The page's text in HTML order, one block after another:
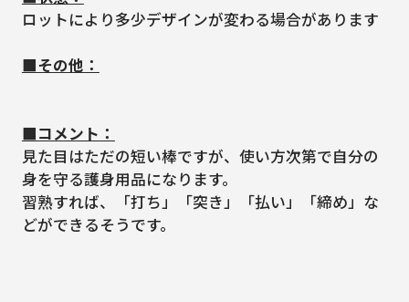
ロットにより多少デザインが変わる場合があります
■その他：
■コメント：
見た目はただの短い棒ですが、使い方次第で自分の
身を守る護身用品になります。
習熟すれば、「打ち」「突き」「払い」「締め」な
どができるそうです。